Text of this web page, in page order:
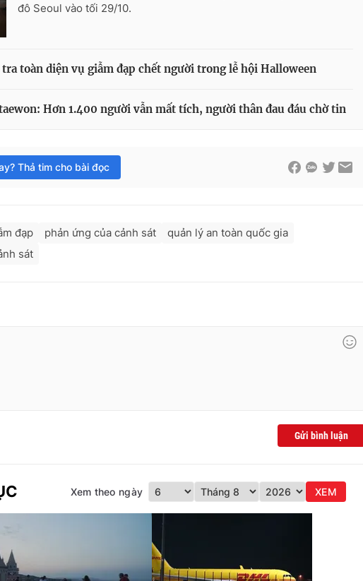
đô Seoul vào tối 29/10.
toàn diện vụ giẫm đạp chết người trong lễ hội Halloween
Hơn 1.400 người vẫn mất tích, người thân đau đáu chờ tin
Thả tim cho bài đọc
đạp phản ứng của cảnh sát
quản lý an toàn quốc gia
sát
Gửi bình luận
Xem theo ngày XEM